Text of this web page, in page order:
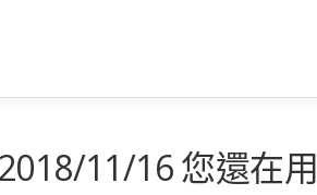
2018/11/16 您還在